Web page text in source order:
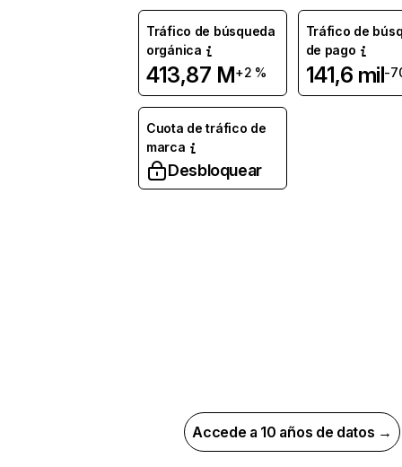
Tráfico de búsqueda
orgánica
413,87 M+2 %
Tráfico de
de pago
141,6 mil-
Cuota de tráfico de
marca
Desbloquear
Accede a 10 años de datos →